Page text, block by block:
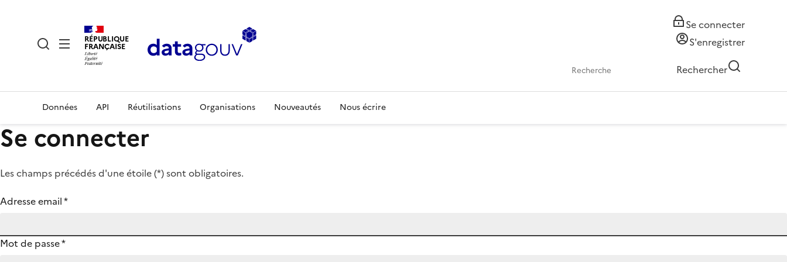
RÉPUBLIQUE
FRANÇAISE
Se connecter
S'enregistrer
Rechercher
Données API Réutilisations Organisations Nouveautés Nous écrire
Se connecter
Les champs précédés d'une étoile (*) sont obligatoires.
Adresse email*
Mot de passe*